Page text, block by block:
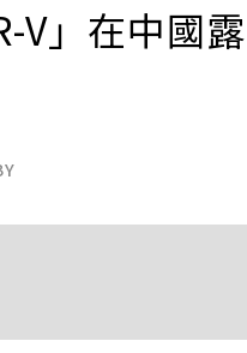
V」在中國